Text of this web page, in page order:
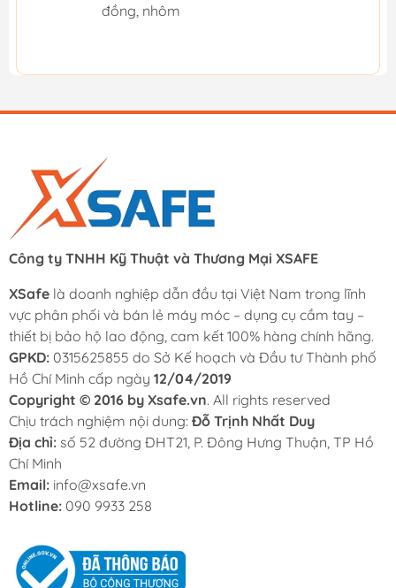
đồng, nhôm
Công ty TNHH Kỹ Thuật và Thương Mại XSAFE
XSafe là doanh nghiệp dẫn đầu tại Việt Nam trong lĩnh
vực phân phối và bán lẻ máy móc – dụng cụ cầm tay –
thiết bị bảo hộ lao động, cam kết 100% hàng chính hãng.
GPKD: 0315625855 do Sở Kế hoạch và Đầu tư Thành phố
Hồ Chí Minh cấp ngày 12/04/2019
Copyright © 2016 by Xsafe.vn. All rights reserved
Chịu trách nghiệm nội dung: Đỗ Trịnh Nhất Duy
Địa chỉ: số 52 đường ĐHT21, P. Đông Hưng Thuận, TP Hồ
Chí Minh
Email: info@xsafe.vn
Hotline: 090 9933 258